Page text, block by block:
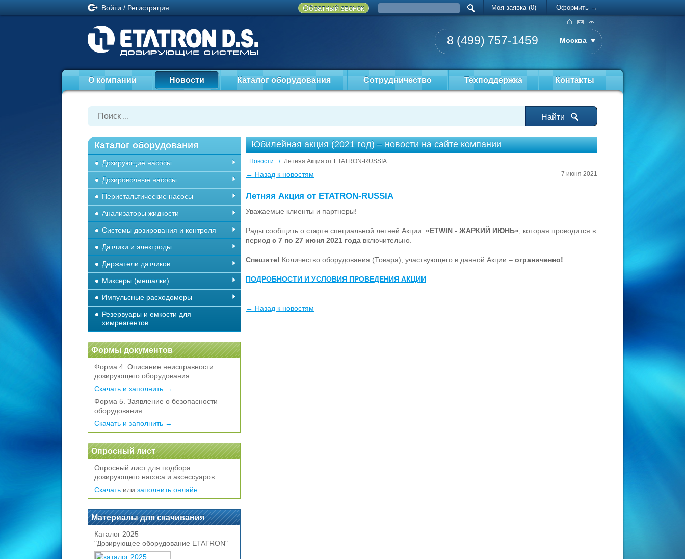
Войти / Регистрация Моя заявка (0) Оформить →
Обратный звонок
О компании Новости Каталог оборудования Сотрудничество Техподдержка Контакты
8 (499) 757-1459 Москва
Найти
Юбилейная акция (2021 год) – новости на сайте компании
Новости / Летняя Акция от ETATRON-RUSSIA
7 июня 2021
← Назад к новостям
Летняя Акция от ETATRON-RUSSIA
Уважаемые клиенты и партнеры!
Рады сообщить о старте специальной летней Акции: «ETWIN - ЖАРКИЙ ИЮНЬ» , которая проводится в
период с 7 по 27 июня 2021 года включительно.
Спешите! Количество оборудования (Товара), участвующего в данной Акции – ограниченно!
ПОДРОБНОСТИ И УСЛОВИЯ ПРОВЕДЕНИЯ АКЦИИ
← Назад к новостям
Каталог оборудования
Дозирующие насосы
Дозировочные насосы
Перистальтические насосы
Анализаторы жидкости
Системы дозирования и контроля
Датчики и электроды
Держатели датчиков
Миксеры (мешалки)
Импульсные расходомеры
Резервуары и емкости для
химреагентов
Формы документов
Форма 4. Описание неисправности
дозирующего оборудования
Скачать и заполнить →
Форма 5. Заявление о безопасности
оборудования
Скачать и заполнить →
Опросный лист
Опросный лист для подбора
дозирующего насоса и аксессуаров
Скачать или заполнить онлайн
Материалы для скачивания
Каталог 2025
"Дозирующее оборудование ETATRON"